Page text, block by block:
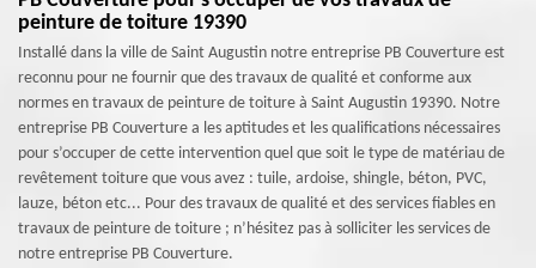
peinture de toiture 19390
Installé dans la ville de Saint Augustin notre entreprise PB Couverture est
reconnu pour ne fournir que des travaux de qualité et conforme aux
normes en travaux de peinture de toiture à Saint Augustin 19390. Notre
entreprise PB Couverture a les aptitudes et les qualifications nécessaires
pour s’occuper de cette intervention quel que soit le type de matériau de
revêtement toiture que vous avez : tuile, ardoise, shingle, béton, PVC,
lauze, béton etc... Pour des travaux de qualité et des services fiables en
travaux de peinture de toiture ; n’hésitez pas à solliciter les services de
notre entreprise PB Couverture.